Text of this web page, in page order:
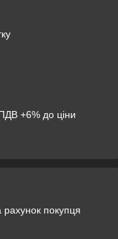
+6% до ціни
покупця